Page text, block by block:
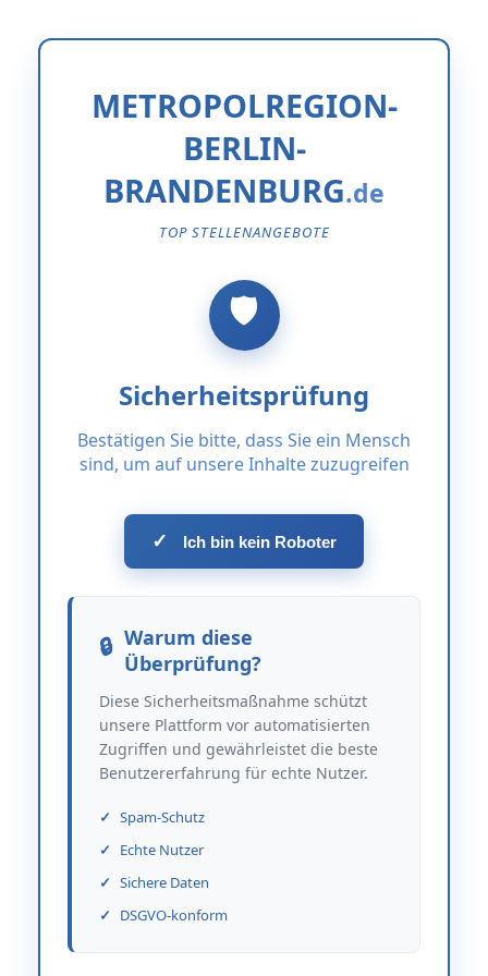
METROPOLREGION-
BERLIN-
BRANDENBURG
TOP STELLENANGEBOTE
Sicherheitsprüfung
Bestätigen Sie bitte, dass Sie ein Mensch
sind, um auf unsere Inhalte zuzugreifen
✓ Ich bin kein Roboter
Warum diese
Überprüfung?
Diese Sicherheitsmaßnahme schützt
unsere Plattform vor automatisierten
Zugriffen und gewährleistet die beste
Benutzererfahrung für echte Nutzer.
Spam-Schutz
Echte Nutzer
Sichere Daten
DSGVO-konform